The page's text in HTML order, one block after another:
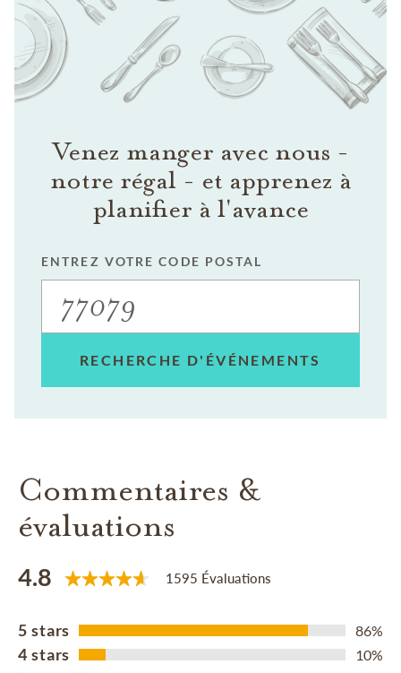
Venez manger avec nous -
notre régal - et apprenez à
planifier à l'avance
ENTREZ VOTRE CODE POSTAL
RECHERCHE D'ÉVÉNEMENTS
Commentaires &
évaluations
4.8 1595 Évaluations
5 stars 86%
4 stars 10%